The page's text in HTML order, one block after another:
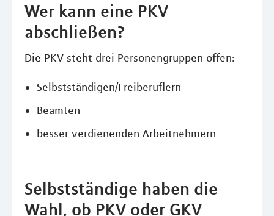
Wer kann eine PKV
abschließen?
Die PKV steht drei Personengruppen offen:
Selbstständigen/Freiberuflern
Beamten
besser verdienenden Arbeitnehmern
Selbstständige haben die
Wahl, ob PKV oder GKV